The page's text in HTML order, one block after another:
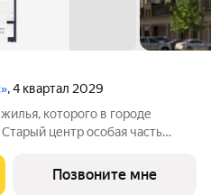
, 4 квартал 2029
которого в городе
доступности. Район, который
Позвоните мне